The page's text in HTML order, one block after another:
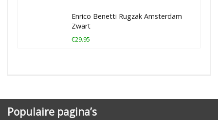
Enrico Benetti Rugzak Amsterdam
Zwart
€29.95
Populaire pagina’s